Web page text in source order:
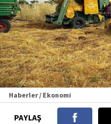
Haberler / Ekonomi
PAYLAŞ